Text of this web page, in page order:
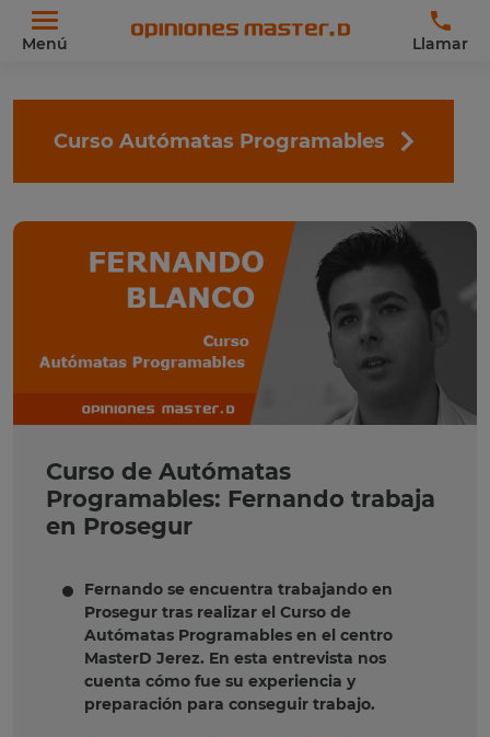
Menú Llamar
Curso Autómatas Programables
Curso de Autómatas
Programables: Fernando trabaja
en Prosegur
Fernando se encuentra trabajando en
Prosegur tras realizar el Curso de
Autómatas Programables en el centro
MasterD Jerez. En esta entrevista nos
cuenta cómo fue su experiencia y
preparación para conseguir trabajo.